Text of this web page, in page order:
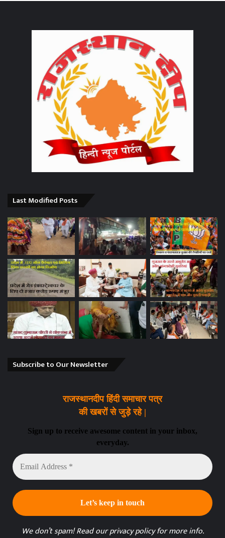
Last Modified Posts
Subscribe to Our Newsletter
राजस्थानदीप हिंदी समाचार पत्र
की खबरों से जुड़े रहे |
Sign up to receive awesome content in your inbox,
everyday.
Email
Address
*
We don’t spam! Read ourprivacy policyfor more info.